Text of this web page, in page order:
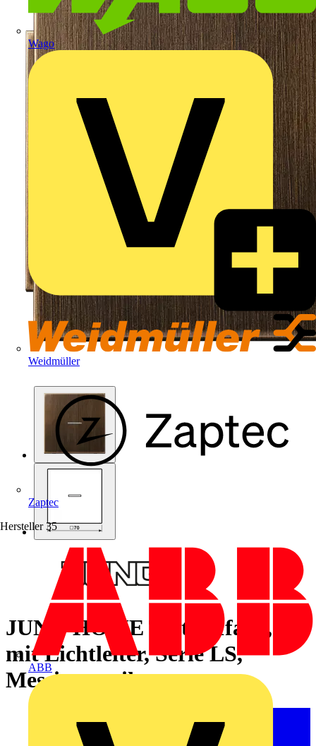
Wago
Weidmüller
Zaptec
Hersteller 35
ABB
JUNG HOME Taster 1fach,
mit Lichtleiter, Serie LS,
Messing antik